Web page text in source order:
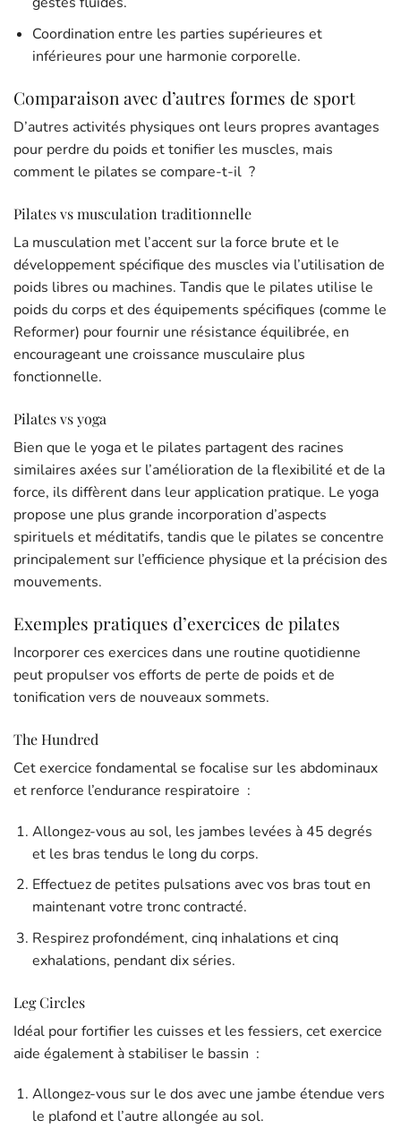
Coordination entre les parties supérieures et
inférieures pour une harmonie corporelle.
Comparaison avec d’autres formes de sport
D’autres activités physiques ont leurs propres avantages
pour perdre du poids et tonifier les muscles, mais
comment le pilates se compare-t-il ?
Pilates vs musculation traditionnelle
La musculation met l’accent sur la force brute et le
développement spécifique des muscles via l’utilisation de
poids libres ou machines. Tandis que le pilates utilise le
poids du corps et des équipements spécifiques (comme le
Reformer) pour fournir une résistance équilibrée, en
encourageant une croissance musculaire plus
fonctionnelle.
Pilates vs yoga
Bien que le yoga et le pilates partagent des racines
similaires axées sur l’amélioration de la flexibilité et de la
force, ils diffèrent dans leur application pratique. Le yoga
propose une plus grande incorporation d’aspects
spirituels et méditatifs, tandis que le pilates se concentre
principalement sur l’efficience physique et la précision des
mouvements.
Exemples pratiques d’exercices de pilates
Incorporer ces exercices dans une routine quotidienne
peut propulser vos efforts de perte de poids et de
tonification vers de nouveaux sommets.
The Hundred
Cet exercice fondamental se focalise sur les abdominaux
et renforce l’endurance respiratoire :
Allongez-vous au sol, les jambes levées à 45 degrés
et les bras tendus le long du corps.
Effectuez de petites pulsations avec vos bras tout en
maintenant votre tronc contracté.
Respirez profondément, cinq inhalations et cinq
exhalations, pendant dix séries.
Leg Circles
Idéal pour fortifier les cuisses et les fessiers, cet exercice
aide également à stabiliser le bassin :
Allongez-vous sur le dos avec une jambe étendue vers
le plafond et l’autre allongée au sol.